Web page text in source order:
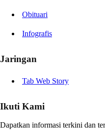
Obituari
Infografis
Jaringan
Tab Web Story
Ikuti Kami
Dapatkan informasi terkini dan